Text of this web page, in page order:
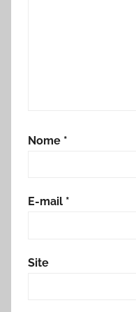
Nome *
E-mail *
Site